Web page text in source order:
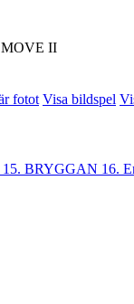
MOVE II
fotot Visa bildspel
15. BRYGGAN 16.